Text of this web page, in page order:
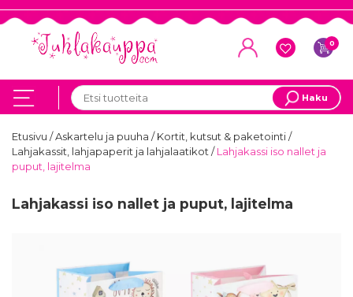
0
Haku
Etusivu /Askartelu ja puuha /Kortit, kutsut & paketointi/
Lahjakassit, lahjapaperit ja lahjalaatikot/Lahjakassi iso nallet ja
puput, lajitelma
Lahjakassi iso nallet ja puput, lajitelma